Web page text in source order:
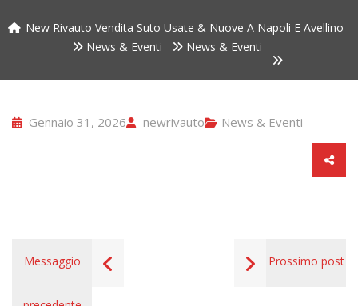
New Rivauto Vendita Suto Usate & Nuove A Napoli E Avellino
News & Eventi
News & Eventi
Gennaio 31, 2026 newrivauto News & Eventi
Messaggio Prossimo post